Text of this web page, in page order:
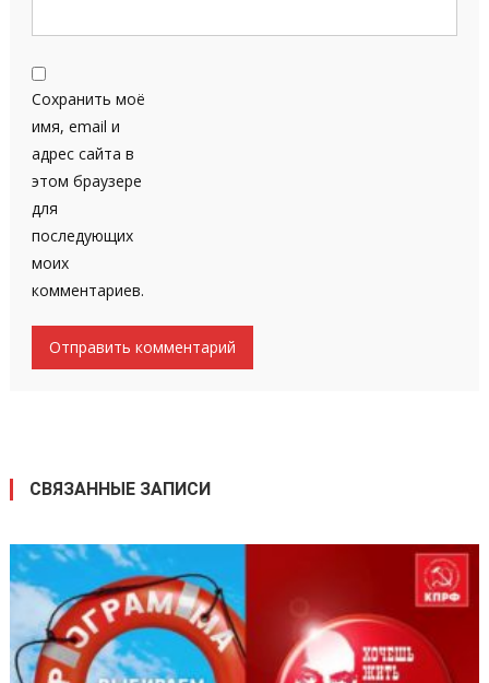
Сохранить моё
имя, email и
адрес сайта в
этом браузере
для
последующих
моих
комментариев.
СВЯЗАННЫЕ ЗАПИСИ